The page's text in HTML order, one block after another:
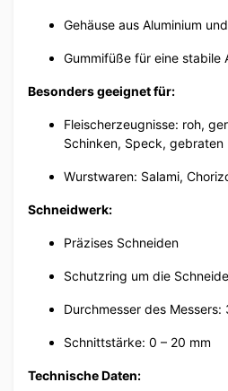
Gehäuse aus Aluminium
Gummifüße für eine stabile
Besonders geeignet für:
Fleischerzeugnisse: roh,
Schinken, Speck, gebraten
Wurstwaren: Salami,
Schneidwerk:
Präzises Schneiden
Schutzring um die
Durchmesser des Messers:
Schnittstärke: 0 – 20 mm
Technische Daten: